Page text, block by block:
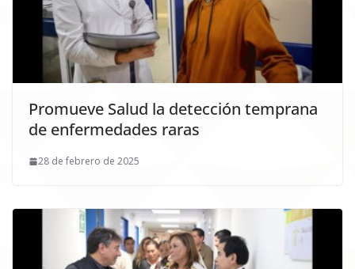
Promueve Salud la detección temprana
de enfermedades raras
28 de febrero de 2025